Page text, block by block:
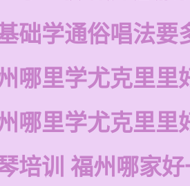
础学通俗唱法要
哪里学尤克里里
哪里学尤克里里
培训 福州哪家